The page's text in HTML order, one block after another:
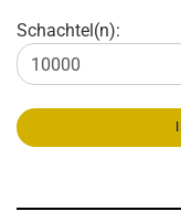
Schachtel(n):